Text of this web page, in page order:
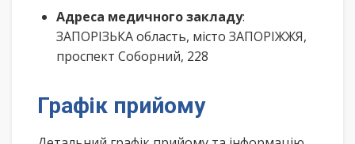
Адреса медичного закладу:
ЗАПОРІЗЬКА область, місто ЗАПОРІЖЖЯ,
проспект Соборний, 228
Графік прийому